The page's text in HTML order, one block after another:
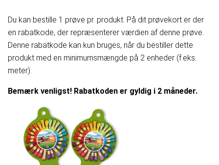
Du kan bestille 1 prøve pr. produkt. På dit prøvekort er der
en rabatkode, der repræsenterer værdien af denne prøve.
Denne rabatkode kan kun bruges, når du bestiller dette
produkt med en minimumsmængde på 2 enheder (f.eks.
meter).
Bemærk venligst! Rabatkoden er gyldig i 2 måneder.